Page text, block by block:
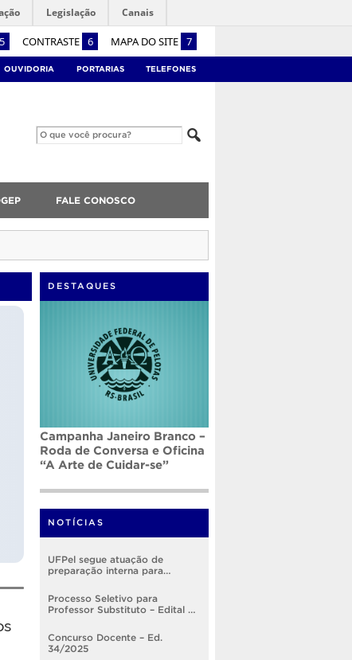
5 CONTRASTE 6 MAPA DO SITE 7
Legislação Canais
OUVIDORIA PORTARIAS TELEFONES
FALE CONOSCO
DESTAQUES
Campanha Janeiro Branco –
Roda de Conversa e Oficina
“A Arte de Cuidar-se”
NOTÍCIAS
UFPel segue atuação de
preparação interna para
Processo Seletivo para
Professor Substituto – Edital nº
Concurso Docente – Ed.
34/2025